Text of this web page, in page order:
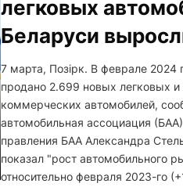
легковых
Беларуси
7 марта, Позірк. В феврале 2024
продано 2.699 новых легковых и
коммерческих автомобилей,
автомобильная ассоциация
правления БАА Александра
показал "рост автомобильного
относительно февраля 2023-го